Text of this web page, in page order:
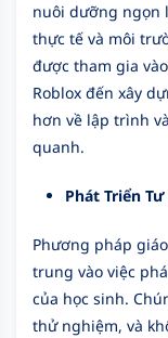
nuôi dưỡng ngọn
thực tế và môi
được tham gia
Roblox đến xây
hơn về lập trình
quanh.
Phát Triển
Phương pháp
trung vào việc
của học sinh.
thử nghiệm, và